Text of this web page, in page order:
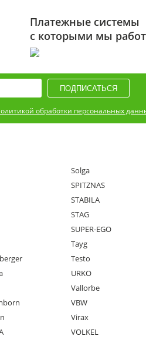
Платежные системы
с которыми мы
обработки персональных
Solga
SPITZNAS
STABILA
STAG
SUPER-EGO
Tayg
Testo
URKO
Vallorbe
VBW
Virax
VOLKEL